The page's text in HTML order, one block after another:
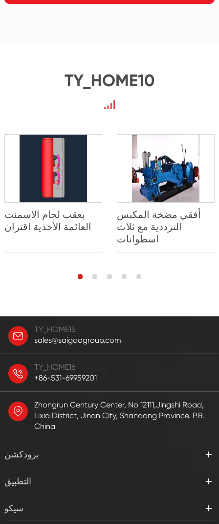
TY_HOME10
بعقب لحام الاسمنت
العائمة الأحذية اقتران
أفقي مضخة المكبس
الترددية مع ثلاث
اسطوانات
TY_HOME15
sales@saigaogroup.com
TY_HOME16
+86-531-69959201
Zhongrun Century Center, No 12111,Jingshi Road,
Lixia District, Jinan City, Shandong Province. P.R.
China
برودكشن
التطبيق
سيكو